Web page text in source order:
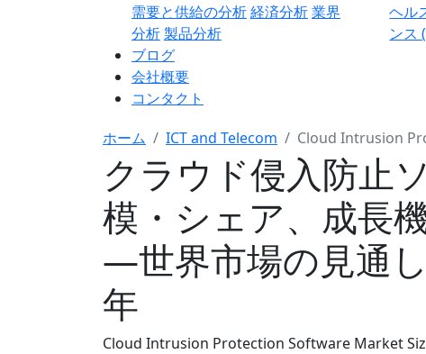
需要と供給の分析経済分析業界
分析製品分析
ヘル
ンス
ブログ
会社概要
コンタクト
ホーム ICT and Telecom Cloud Intrusion
クラウド侵入防止
模・シェア、成長
―世界市場の見通
年
Cloud Intrusion Protection Software Market